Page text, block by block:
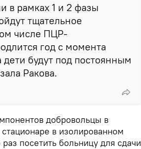
в рамках 1 и 2 фазы
тщательное
числе ПЦР-
год с момента
дети будут под постоянным
Ракова.
добровольцы в
в изолированном
посетить больницу для сдачи